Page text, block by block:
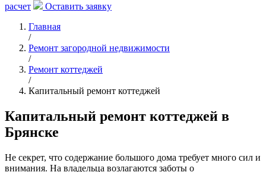
расчет
Оставить заявку
Главная
/
Ремонт загородной недвижимости
/
Ремонт коттеджей
/
Капитальный ремонт коттеджей
Капитальный ремонт коттеджей в
Брянске
Не секрет, что содержание большого дома требует много сил и
внимания. На владельца возлагаются заботы о